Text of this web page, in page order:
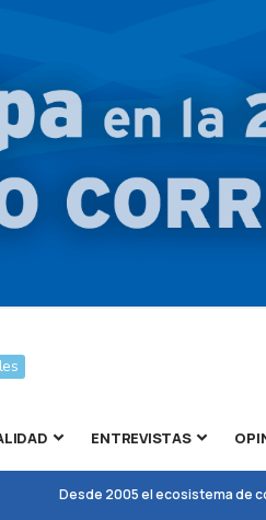
ENTREVISTAS
Desde 2005 el ecosistema de